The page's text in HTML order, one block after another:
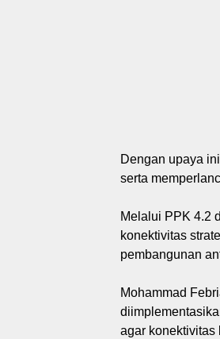
Dengan upaya
serta
Melalui PPK 4.2
konektivitas
pembangunan
Mohammad
agar konektivitas